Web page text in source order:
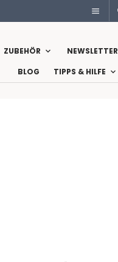
ZUBEHÖR
NEWSLETTER
BLOG
TIPPS & HILFE